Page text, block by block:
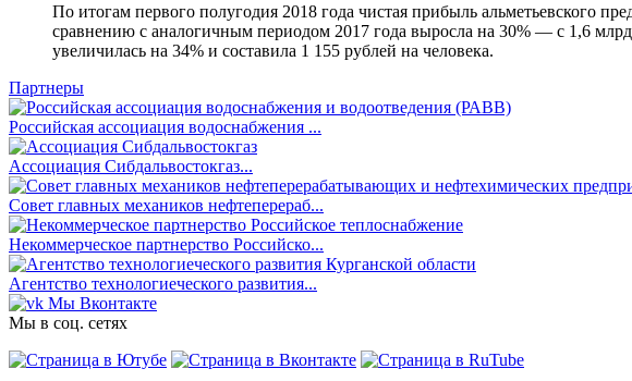
По итогам первого полугодия 2018 года чистая прибыль альметьевского
сравнению с аналогичным периодом 2017 года выросла на 30% — с 1,6
увеличилась на 34% и составила 1 155 рублей на человека.
Партнеры
Российская ассоциация водоснабжения ...
Ассоциация Сибдальвостокгаз...
Совет главных механиков нефтеперераб...
Некоммерческое партнерство Российско...
Агентство технологиеческого развития...
Мы Вконтакте
Мы в соц. сетях